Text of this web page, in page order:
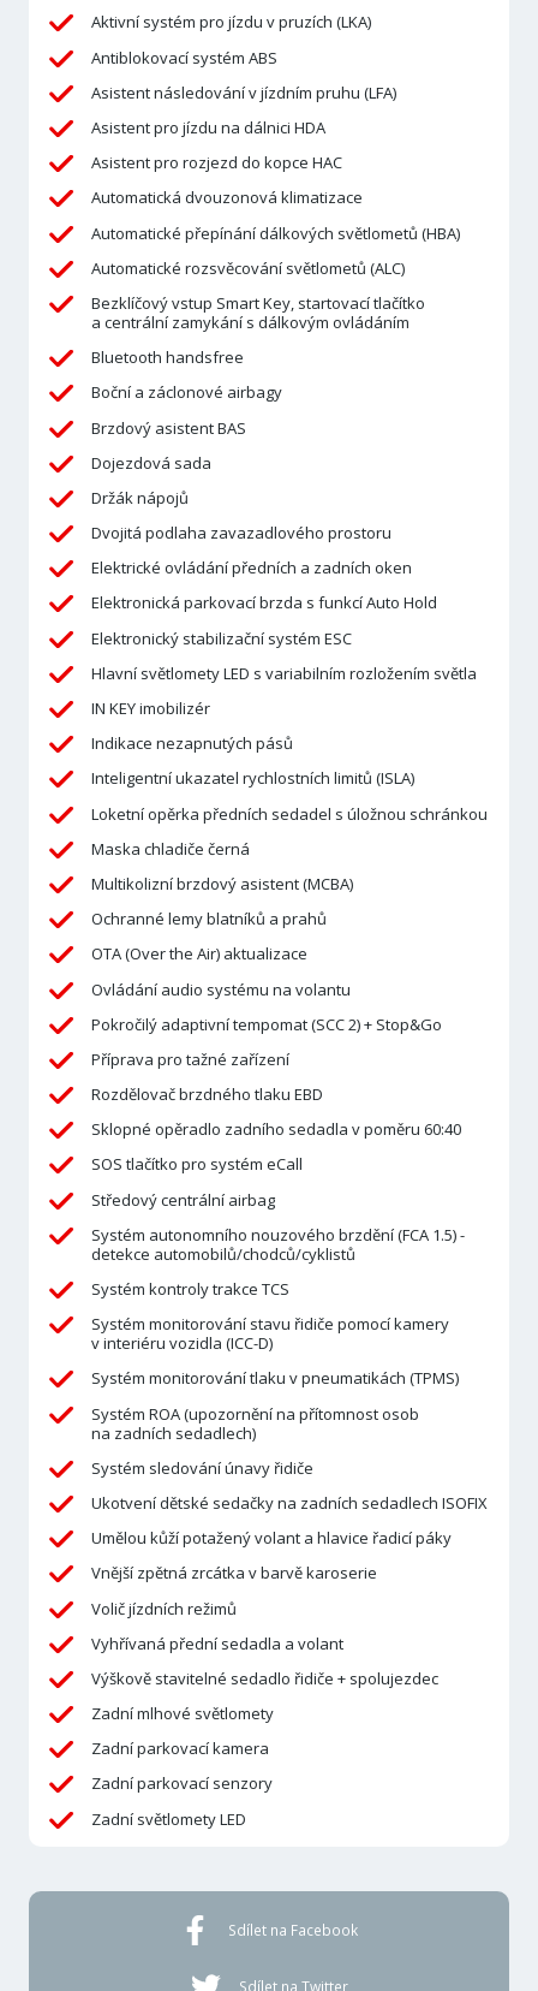
Aktivní systém pro jízdu v pruzích (LKA)
Antiblokovací systém ABS
Asistent následování v jízdním pruhu (LFA)
Asistent pro jízdu na dálnici HDA
Asistent pro rozjezd do kopce HAC
Automatická dvouzonová klimatizace
Automatické přepínání dálkových světlometů (HBA)
Automatické rozsvěcování světlometů (ALC)
Bezklíčový vstup Smart Key, startovací tlačítko
a centrální zamykání s dálkovým ovládáním
Bluetooth handsfree
Boční a záclonové airbagy
Brzdový asistent BAS
Dojezdová sada
Držák nápojů
Dvojitá podlaha zavazadlového prostoru
Elektrické ovládání předních a zadních oken
Elektronická parkovací brzda s funkcí Auto Hold
Elektronický stabilizační systém ESC
Hlavní světlomety LED s variabilním rozložením světla
IN KEY imobilizér
Indikace nezapnutých pásů
Inteligentní ukazatel rychlostních limitů (ISLA)
Loketní opěrka předních sedadel s úložnou schránkou
Maska chladiče černá
Multikolizní brzdový asistent (MCBA)
Ochranné lemy blatníků a prahů
OTA (Over the Air) aktualizace
Ovládání audio systému na volantu
Pokročilý adaptivní tempomat (SCC 2) + Stop&Go
Příprava pro tažné zařízení
Rozdělovač brzdného tlaku EBD
Sklopné opěradlo zadního sedadla v poměru 60:40
SOS tlačítko pro systém eCall
Středový centrální airbag
Systém autonomního nouzového brzdění (FCA 1.5) -
detekce automobilů/chodců/cyklistů
Systém kontroly trakce TCS
Systém monitorování stavu řidiče pomocí kamery
v interiéru vozidla (ICC-D)
Systém monitorování tlaku v pneumatikách (TPMS)
Systém ROA (upozornění na přítomnost osob
na zadních sedadlech)
Systém sledování únavy řidiče
Ukotvení dětské sedačky na zadních sedadlech ISOFIX
Umělou kůží potažený volant a hlavice řadicí páky
Vnější zpětná zrcátka v barvě karoserie
Volič jízdních režimů
Vyhřívaná přední sedadla a volant
Výškově stavitelné sedadlo řidiče + spolujezdec
Zadní mlhové světlomety
Zadní parkovací kamera
Zadní parkovací senzory
Zadní světlomety LED
Sdílet na Facebook
Sdílet na Twitter